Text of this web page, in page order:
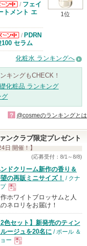
1位
のお
りま
/ フェイ
トメント エ
のお
ありま
/ PDRN
100 セラム
化粧水 ランキングへ
キングもCHECK！
化粧品 ランキング
グ
? @cosmeのランキングとは
ンクラブ限定プレゼント
日 開催！】
(応募受付：8/1～8/8)
ドクリーム新作の香り＆
の再販ミニサイズ！ / クナ
現
品
ホワイトブロッサムと人
ネロリをお届け！
2色セット】新発売のティン
ルージュを20名に / ポール ＆
ー